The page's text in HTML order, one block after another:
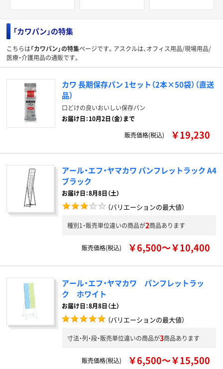
「カワパン」の特集
こちらは「カワパン」の特集ページです。アスクルは、オフィス用品/現場用品/
医療・介護用品の通販です。
カワ 長期保存パン 1セット（2本×50袋）（直送
品）
口どけの良いおいしい保存パン
お届け日：10月2日（金）まで
販売価格(税込)
￥19,230
アール・エフ・ヤマカワ パンフレットラック A4
ブラック
お届け日：8月8日（土）
（バリエーションの最大値）
種別1・販売単位違いの商品が2商品あります
販売価格(税込) ￥6,500～￥10,400
アール・エフ・ヤマカワ パンフレットラッ
ク ホワイト
お届け日：8月8日（土）
（バリエーションの最大値）
寸法・列・段・販売単位違いの商品が3商品あります
販売価格(税込) ￥6,500～￥15,500